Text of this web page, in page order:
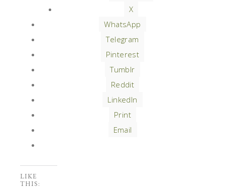
X
WhatsApp
Telegram
Pinterest
Tumblr
Reddit
LinkedIn
Print
Email
LIKE
THIS: